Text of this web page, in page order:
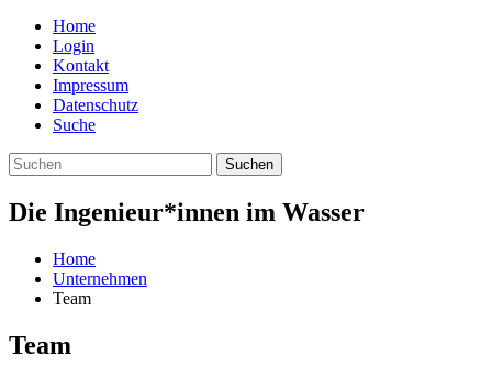
Home
Login
Kontakt
Impressum
Datenschutz
Suche
Suchen
Die Ingenieur*innen im Wasser
Home
Unternehmen
Team
Team